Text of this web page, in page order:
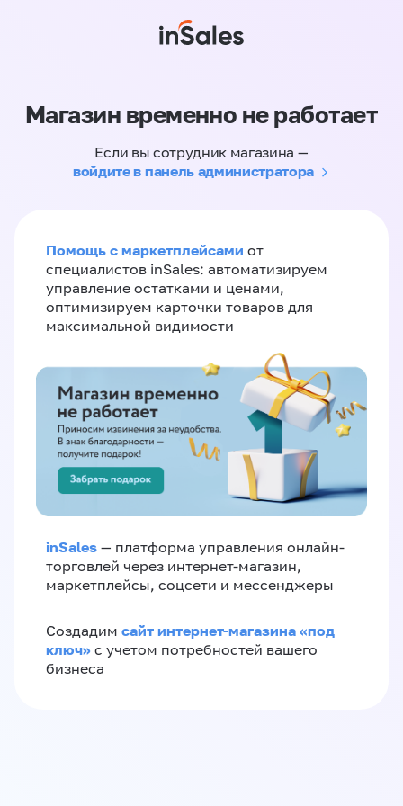
Магазин временно не работает
Если вы сотрудник магазина —
войдите в панель администратора
Помощь с маркетплейсами от
специалистов inSales: автоматизируем
управление остатками и ценами,
оптимизируем карточки товаров для
максимальной видимости
inSales — платформа управления онлайн-
торговлей через интернет-магазин,
маркетплейсы, соцсети и мессенджеры
Создадим сайт интернет-магазина «под
ключ» с учетом потребностей вашего
бизнеса